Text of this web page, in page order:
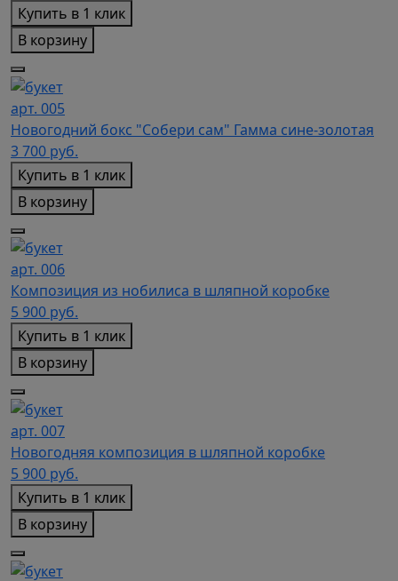
Купить в 1 клик
В корзину
арт. 005
Новогодний бокс "Собери сам" Гамма сине-золотая
3 700 руб.
Купить в 1 клик
В корзину
арт. 006
Композиция из нобилиса в шляпной коробке
5 900 руб.
Купить в 1 клик
В корзину
арт. 007
Новогодняя композиция в шляпной коробке
5 900 руб.
Купить в 1 клик
В корзину